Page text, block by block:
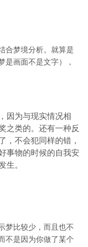
合梦境分析。就算是
是画面不是文字），
因为与现实情况相
之类的。还有一种反
，不会犯同样的错，
事物的时候的自我安
生。
梦比较少，而且也不
不是因为你做了某个